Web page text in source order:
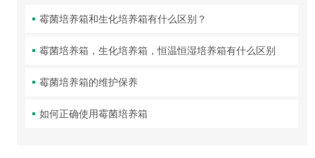
霉菌培养箱和生化培养箱有什么区别？
霉菌培养箱，生化培养箱，恒温恒湿培养箱有什么区别
霉菌培养箱的维护保养
如何正确使用霉菌培养箱